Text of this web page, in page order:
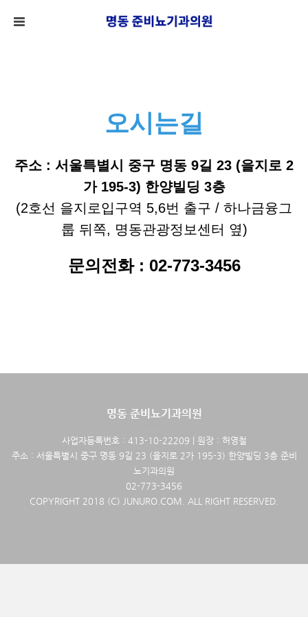
오시는길
주소 : 서울특별시 중구 명동 9길 23 (을지로 2
가 195-3) 한양빌딩 3층
(2호선 을지로입구역 5,6번 출구 / 하나금융그
룹 뒤쪽, 명동관광정보센터 옆)
문의전화 : 02-773-3456
명동 준비뇨기과의원
사업자등록번호 : 413-10-22209 | 원장 : 허영철
주소 : 서울특별시 중구 명동 9길 23 (을지로 2가 195-3) 한양빌딩 3층 준비
뇨기과의원
02-773-3456
COPYRIGHT 2018 (C) JUNURO.COM. ALL RIGHT RESERVED.